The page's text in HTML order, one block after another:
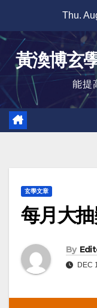
content
Thu.
黃渙博玄
能提
玄學文章
每月大
By
DEC